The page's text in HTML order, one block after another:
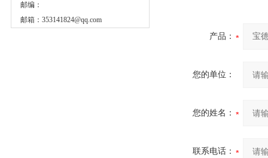
邮编：
邮箱： 353141824@qq.com
产品：
您的单位：
您的姓名：
联系电话：